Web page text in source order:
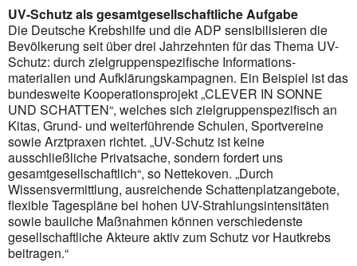
UV-Schutz als gesamtgesellschaftliche Aufgabe
Die Deutsche Krebshilfe und die ADP sensibilisieren die
Bevölkerung seit über drei Jahrzehnten für das Thema UV-
Schutz: durch zielgruppenspezifische Informations­
materialien und Aufklärungskampagnen. Ein Beispiel ist das
bundesweite Kooperationsprojekt „CLEVER IN SONNE
UND SCHATTEN“, welches sich zielgruppen­spezifisch an
Kitas, Grund- und weiterführende Schulen, Sportvereine
sowie Arztpraxen richtet. „UV-Schutz ist keine
ausschließliche Privatsache, sondern fordert uns
gesamtgesellschaftlich“, so Nettekoven. „Durch
Wissensvermittlung, ausreichende Schattenplatzangebote,
flexible Tagespläne bei hohen UV-Strahlungsintensitäten
sowie bauliche Maßnahmen können verschiedenste
gesellschaftliche Akteure aktiv zum Schutz vor Hautkrebs
beitragen.“